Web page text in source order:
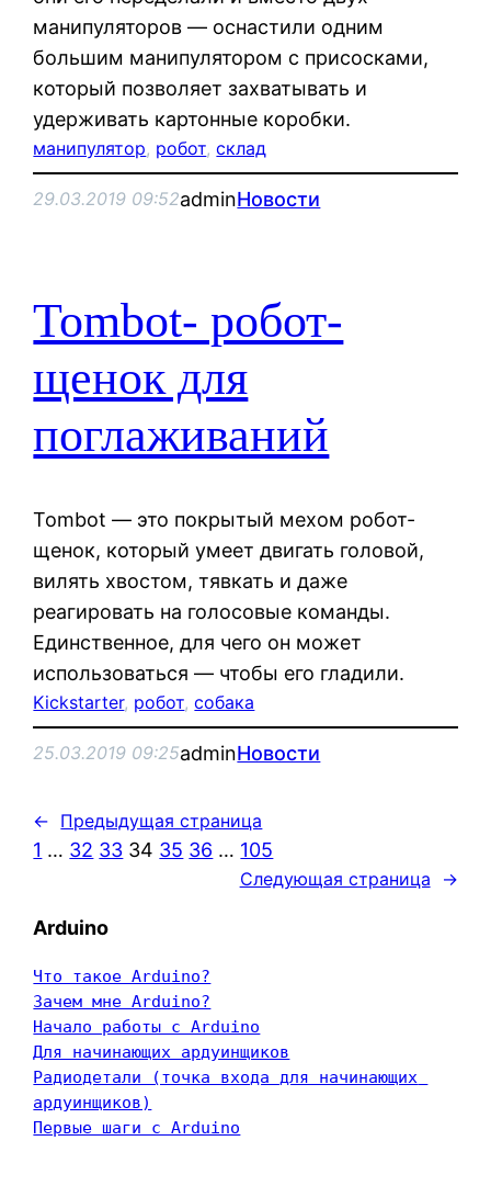
манипуляторов — оснастили одним
большим манипулятором с присосками,
который позволяет захватывать и
удерживать картонные коробки.
манипулятор, робот, склад
29.03.2019 09:52adminНовости
Tombot- робот-
щенок для
поглаживаний
Tombot — это покрытый мехом робот-
щенок, который умеет двигать головой,
вилять хвостом, тявкать и даже
реагировать на голосовые команды.
Единственное, для чего он может
использоваться — чтобы его гладили.
Kickstarter, робот, собака
25.03.2019 09:25adminНовости
← Предыдущая страница
1 … 32 33 34 35 36 … 105
Следующая страница →
Arduino
Что такое Arduino?
Зачем мне Arduino?
Начало работы с Arduino
Для начинающих ардуинщиков
Радиодетали (точка входа для начинающих
ардуинщиков)
Первые шаги с Arduino